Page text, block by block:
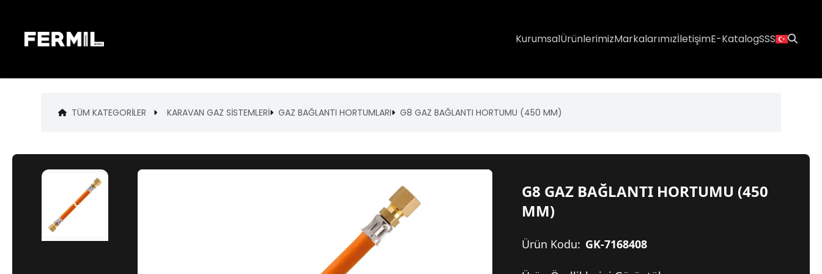
KurumsalÜrünlerimizMarkalarımızİletişimE-KatalogSSS
TÜM KATEGORILER KARAVAN GAZ SİSTEMLERİ GAZ BAĞLANTI HORTUMLARI G8 GAZ BAĞLANTI HORTUMU (450 MM)
G8 GAZ BAĞLANTI HORTUMU (450
MM)
Ürün Kodu: GK-7168408